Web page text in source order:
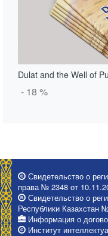
Dulat and the Well of
- 18 %
Свидетельство о
права № 2348 от
Свидетельство о
Республики Казахстан
Информация о
Институт